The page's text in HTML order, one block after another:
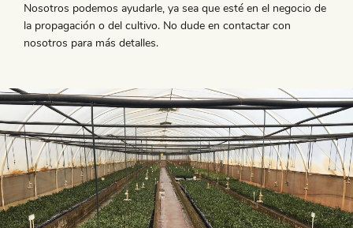
Nosotros podemos ayudarle, ya sea que esté en el negocio de
la propagación o del cultivo. No dude en contactar con
nosotros para más detalles.